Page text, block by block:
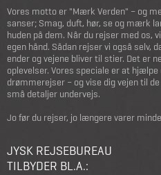
Vores motto er "Mærk Verden" – og
sanser; Smag, duft, hør, se og mærk
huden på dem. Når du rejser med os,
egen hånd. Sådan rejser vi også selv,
ender og vejene bliver til stier. Det er
oplevelser. Vores speciale er at
drømmerejser – og vise dig vejen til
små detaljer undervejs.
Jo før du rejser, jo længere varer
JYSK REJSEBUREAU
TILBYDER BL.A.: